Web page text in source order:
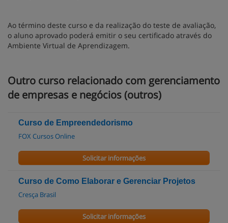
Ao término deste curso e da realização do teste de avaliação,
o aluno aprovado poderá emitir o seu certificado através do
Ambiente Virtual de Aprendizagem.
Outro curso relacionado com gerenciamento
de empresas e negócios (outros)
Curso de Empreendedorismo
FOX Cursos Online
Solicitar informações
Curso de Como Elaborar e Gerenciar Projetos
Cresça Brasil
Solicitar informações